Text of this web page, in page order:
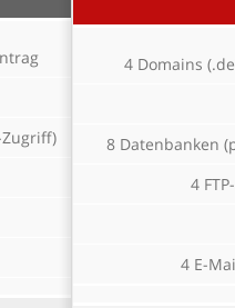
4 Domains
8 Datenbanken
4
4 E-